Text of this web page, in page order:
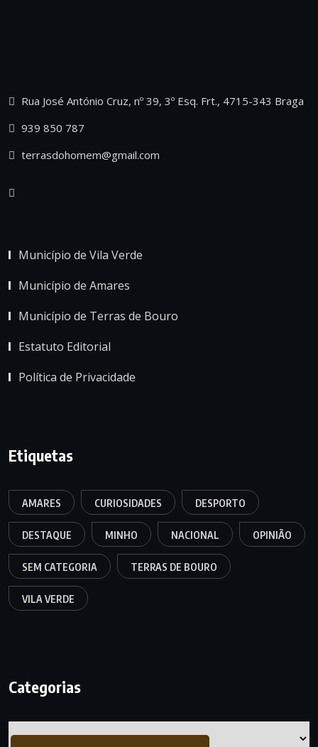
Rua José António Cruz, nº 39, 3º Esq. Frt., 4715-343 Braga
939 850 787
terrasdohomem@gmail.com
Município de Vila Verde
Município de Amares
Município de Terras de Bouro
Estatuto Editorial
Política de Privacidade
Etiquetas
AMARES CURIOSIDADES DESPORTO
DESTAQUE MINHO NACIONAL OPINIÃO
SEM CATEGORIA TERRAS DE BOURO
VILA VERDE
Categorias